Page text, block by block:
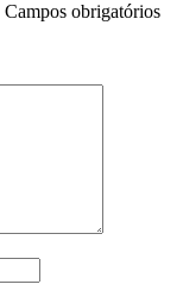
Campos obrigatórios